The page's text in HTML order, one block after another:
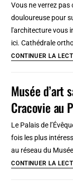
Vous ne verrez
douloureuse pour
l'architecture vous
ici. Cathédrale
CONTINUER LA
Musée d’art
Cracovie au
Le Palais de
fois les plus
au réseau du
CONTINUER LA